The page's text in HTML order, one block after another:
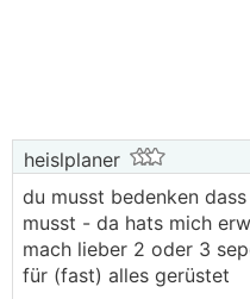
heislplaner
du musst bedenken
musst - da hats mich
mach lieber 2 oder 3
für (fast) alles gerüstet